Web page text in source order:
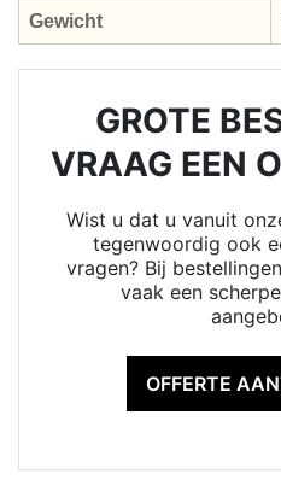
Gewicht
GROTE
VRAAG EEN
Wist u dat u vanuit
tegenwoordig ook
vragen? Bij
vaak een
OFFERTE